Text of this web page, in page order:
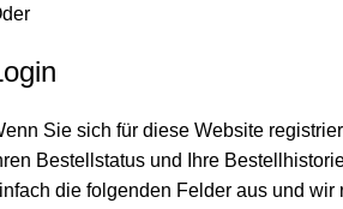
Sie sich für diese Website
Bestellstatus und Ihre
die folgenden Felder aus und wir